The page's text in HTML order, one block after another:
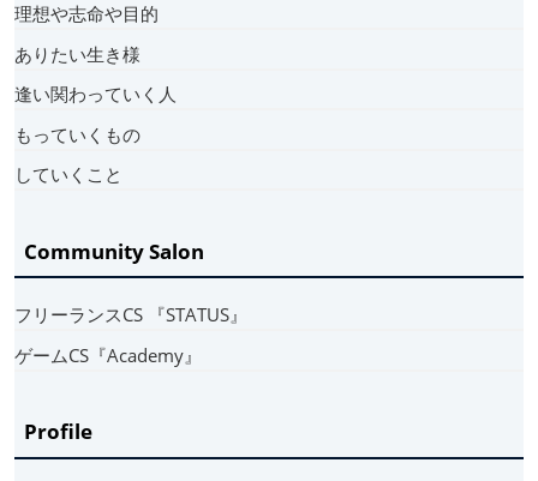
理想や志命や目的
ありたい生き様
逢い関わっていく人
もっていくもの
していくこと
Community Salon
フリーランスCS 『STATUS』
ゲームCS『Academy』
Profile